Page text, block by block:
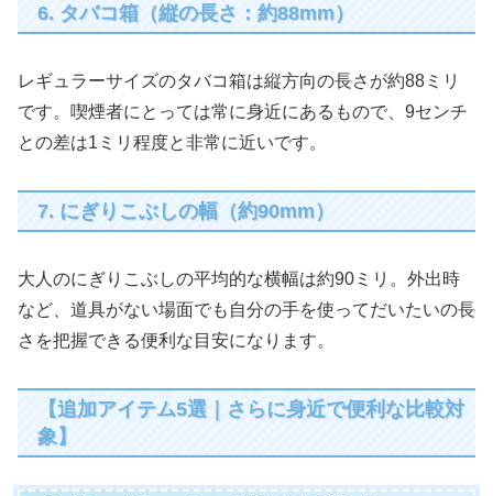
6. タバコ箱（縦の長さ：約88mm）
レギュラーサイズのタバコ箱は縦方向の長さが約88ミリ
です。喫煙者にとっては常に身近にあるもので、9センチ
との差は1ミリ程度と非常に近いです。
7. にぎりこぶしの幅（約90mm）
大人のにぎりこぶしの平均的な横幅は約90ミリ。外出時
など、道具がない場面でも自分の手を使ってだいたいの長
さを把握できる便利な目安になります。
【追加アイテム5選｜さらに身近で便利な比較対
象】